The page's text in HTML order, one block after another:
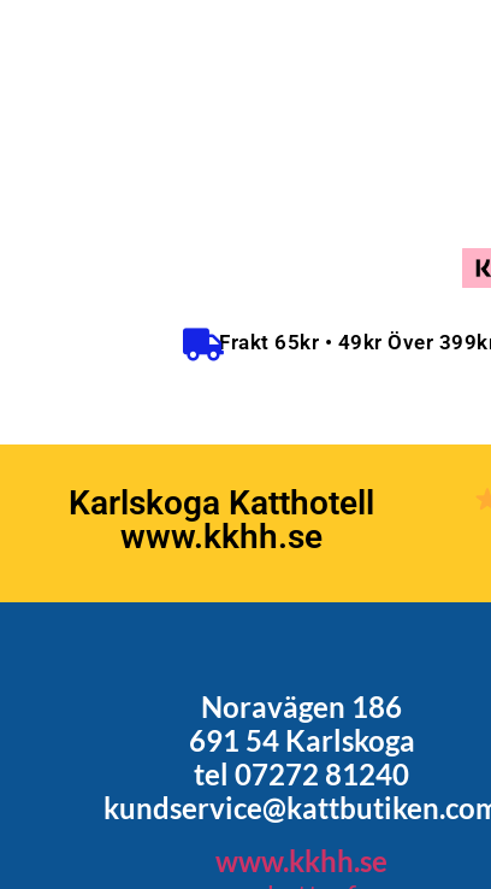
Frakt 65kr • 49kr Över
Karlskoga Katthotell
www.kkhh.se
Noravägen 186
691 54 Karlskoga
tel 07272 81240
www.kkhh.se